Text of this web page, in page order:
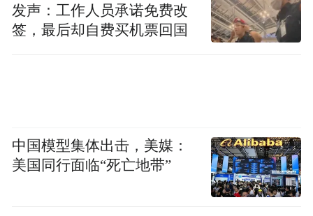
发声：工作人员承诺免费改
签，最后却自费买机票回国
中国模型集体出击，美媒：
美国同行面临“死亡地带”